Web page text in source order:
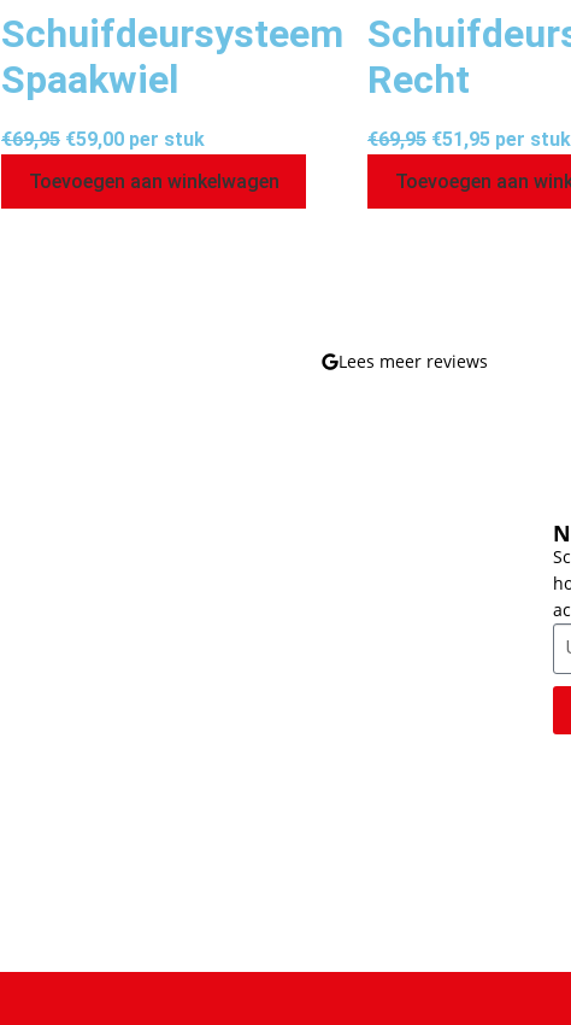
Schuifdeursysteem
Spaakwiel
€69,95 €59,00 per stuk
Toevoegen aan winkelwagen
Recht
€69,95 €51,95 per stuk
Toevoegen aan
Lees meer reviews